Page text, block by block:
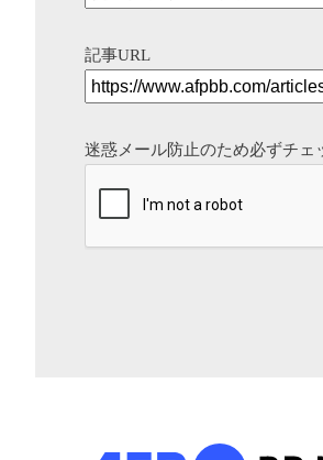
記事URL
迷惑メール防止のため必ずチェ